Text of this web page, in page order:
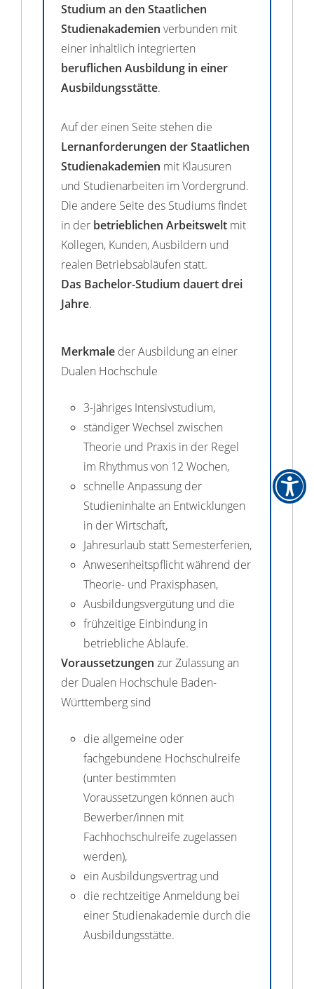
Studium an den Staatlichen
Studienakademien verbunden mit
einer inhaltlich integrierten
beruflichen Ausbildung in einer
Ausbildungsstätte.
Auf der einen Seite stehen die
Lernanforderungen der Staatlichen
Studienakademien mit Klausuren
und Studienarbeiten im Vordergrund.
Die andere Seite des Studiums findet
in der betrieblichen Arbeitswelt mit
Kollegen, Kunden, Ausbildern und
realen Betriebsabläufen statt.
Das Bachelor-Studium dauert drei
Jahre.
Merkmale der Ausbildung an einer
Dualen Hochschule
3-jähriges Intensivstudium,
ständiger Wechsel zwischen
Theorie und Praxis in der Regel
im Rhythmus von 12 Wochen,
schnelle Anpassung der
Studieninhalte an Entwicklungen
in der Wirtschaft,
Jahresurlaub statt Semesterferien,
Anwesenheitspflicht während der
Theorie- und Praxisphasen,
Ausbildungsvergütung und die
frühzeitige Einbindung in
betriebliche Abläufe.
Voraussetzungen zur Zulassung an
der Dualen Hochschule Baden-
Württemberg sind
die allgemeine oder
fachgebundene Hochschulreife
(unter bestimmten
Voraussetzungen können auch
Bewerber/innen mit
Fachhochschulreife zugelassen
werden),
ein Ausbildungsvertrag und
die rechtzeitige Anmeldung bei
einer Studienakademie durch die
Ausbildungsstätte.